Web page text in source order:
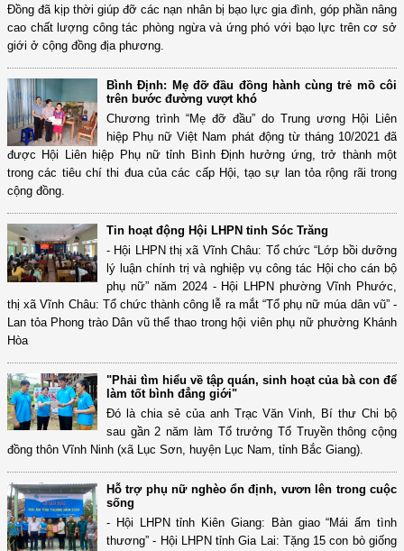
Đồng đã kịp thời giúp đỡ các nạn nhân bị bạo lực gia đình, góp phần nâng
cao chất lượng công tác phòng ngừa và ứng phó với bạo lực trên cơ sở
giới ở cộng đồng địa phương.
Bình Định: Mẹ đỡ đầu đồng hành cùng trẻ mồ côi
trên bước đường vượt khó
Chương trình “Mẹ đỡ đầu” do Trung ương Hội Liên
hiệp Phụ nữ Việt Nam phát động từ tháng 10/2021 đã
được Hội Liên hiệp Phụ nữ tỉnh Bình Định hưởng ứng, trở thành một
trong các tiêu chí thi đua của các cấp Hội, tạo sự lan tỏa rộng rãi trong
cộng đồng.
Tin hoạt động Hội LHPN tỉnh Sóc Trăng
- Hội LHPN thị xã Vĩnh Châu: Tổ chức “Lớp bồi dưỡng
lý luận chính trị và nghiệp vụ công tác Hội cho cán bộ
phụ nữ” năm 2024 - Hội LHPN phường Vĩnh Phước,
thị xã Vĩnh Châu: Tổ chức thành công lễ ra mắt “Tổ phụ nữ múa dân vũ” -
Lan tỏa Phong trào Dân vũ thể thao trong hội viên phụ nữ phường Khánh
Hòa
"Phải tìm hiểu về tập quán, sinh hoạt của bà con để
làm tốt bình đẳng giới"
Đó là chia sẻ của anh Trạc Văn Vinh, Bí thư Chi bộ
sau gần 2 năm làm Tổ trưởng Tổ Truyền thông cộng
đồng thôn Vĩnh Ninh (xã Lục Sơn, huyện Lục Nam, tỉnh Bắc Giang).
Hỗ trợ phụ nữ nghèo ổn định, vươn lên trong cuộc
sống
- Hội LHPN tỉnh Kiên Giang: Bàn giao “Mái ấm tình
thương” - Hội LHPN tỉnh Gia Lai: Tặng 15 con bò giống